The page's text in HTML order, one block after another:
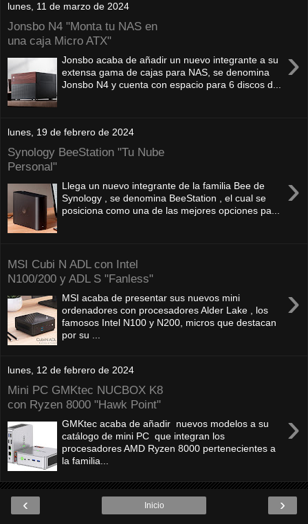
lunes, 11 de marzo de 2024
Jonsbo N4 "Monta tu NAS en
una caja Micro ATX"
›
Jonsbo acaba de añadir un nuevo integrante a su
extensa gama de cajas para NAS, se denomina
Jonsbo N4 y cuenta con espacio para 6 discos d...
lunes, 19 de febrero de 2024
Synology BeeStation "Tu Nube
Personal"
›
Llega un nuevo integrante de la familia Bee de
Synology , se denomina BeeStation , el cual se
posiciona como una de las mejores opciones pa...
MSI Cubi N ADL con Intel
N100/200 y ADL S "Fanless"
›
MSI acaba de presentar sus nuevos mini
ordenadores con procesadores Alder Lake , los
famosos Intel N100 y N200, micros que destacan
por su ...
lunes, 12 de febrero de 2024
Mini PC GMKtec NUCBOX K8
con Ryzen 8000 "Hawk Point"
›
GMKtec acaba de añadir nuevos modelos a su
catálogo de mini PC que integran los
procesadores AMD Ryzen 8000 pertenecientes a
la familia...
‹ ›
Inicio